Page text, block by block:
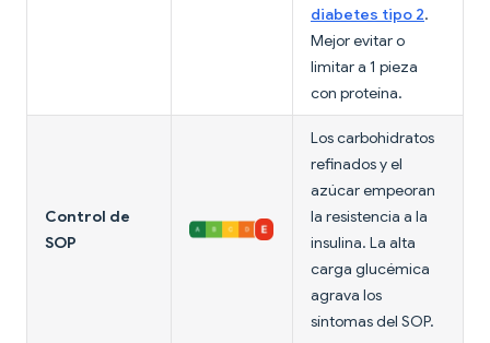
diabetes tipo 2.
Mejor evitar o
limitar a 1 pieza
con proteína.
Control de
SOP
Los carbohidratos
refinados y el
azúcar empeoran
la resistencia a la
insulina. La alta
carga glucémica
agrava los
síntomas del SOP.